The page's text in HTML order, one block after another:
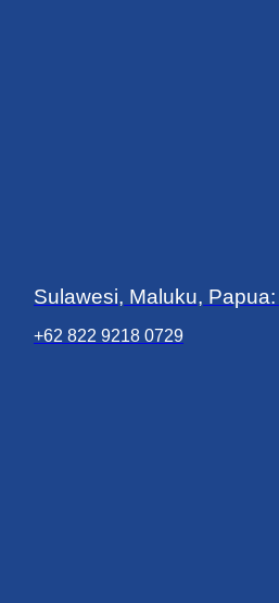
Sulawesi, Maluku, Papua:
+62 822 9218 0729